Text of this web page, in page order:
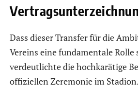
Dass dieser Transfer für die
Vereins eine fundamentale Rolle
verdeutlichte die hochkarätige
offiziellen Zeremonie im